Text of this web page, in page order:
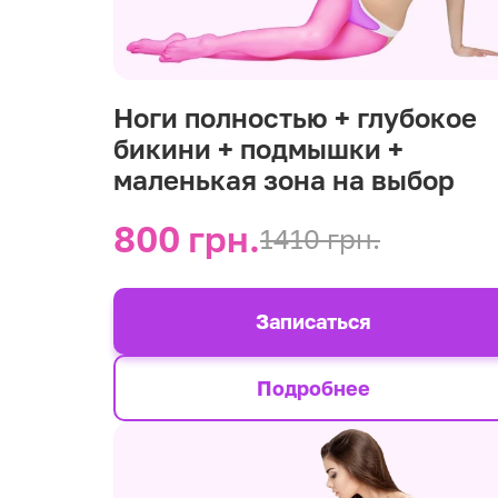
Ноги полностью + глубокое
бикини + подмышки +
маленькая зона на выбор
800 грн.1410 грн.
Подробнее
Записаться